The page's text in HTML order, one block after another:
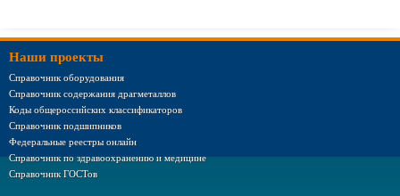
Наши проекты
Справочник оборудования
Справочник содержания драгметаллов
Коды общероссийских классификаторов
Справочник подшипников
Федеральные реестры онлайн
Справочник по здравоохранению и медицине
Справочник ГОСТов